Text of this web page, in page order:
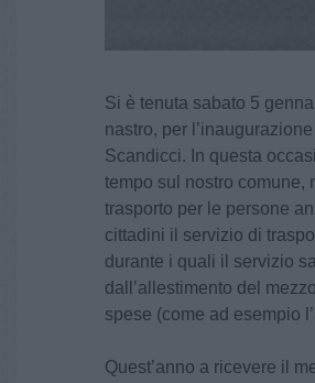
Si è tenuta sabato 5
nastro, per
Scandicci. In questa
tempo sul nostro comune,
trasporto per le persone
cittadini il servizio di
durante i quali il servizio
dall’allestimento del
spese (come ad esempio
Quest’anno a ricevere il